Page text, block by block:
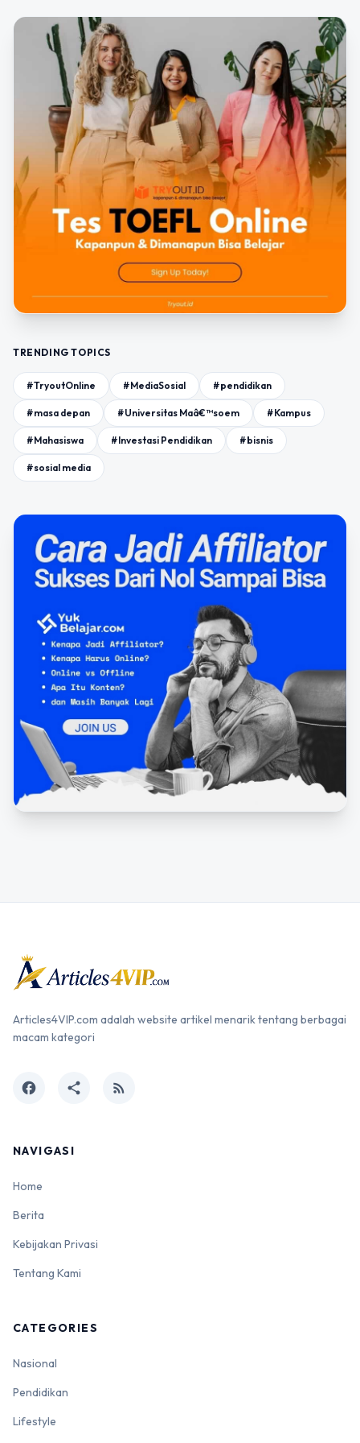
TRENDING TOPICS
#TryoutOnline #MediaSosial #pendidikan
#masa depan #Universitas Maâ€™soem #Kampus
#Mahasiswa #Investasi Pendidikan #bisnis
#sosial media
Articles4VIP.com adalah website artikel menarik tentang berbagai
macam kategori
facebook share rss_feed
NAVIGASI
Home
Berita
Kebijakan Privasi
Tentang Kami
CATEGORIES
Nasional
Pendidikan
Lifestyle